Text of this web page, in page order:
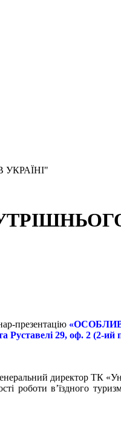
презентацію
Руставелі 29, оф. 2 (2-ий
директор ТК
роботи в’їздного